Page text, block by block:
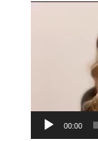
00:00